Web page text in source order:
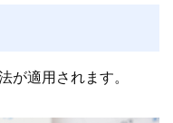
が適用されます。